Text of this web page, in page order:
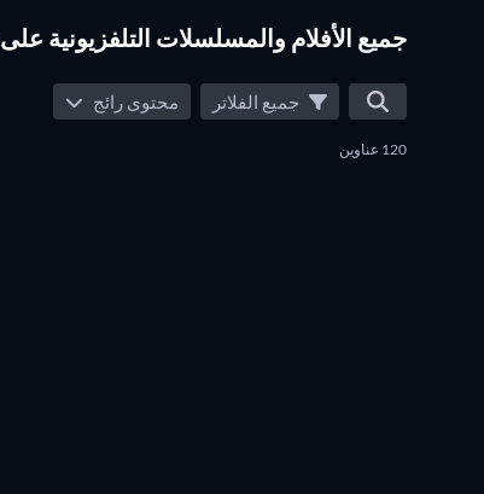
جميع الأفلام والمسلسلات التلفزيونية على aha
جميع الفلاتر محتوى رائج
120 عناوين